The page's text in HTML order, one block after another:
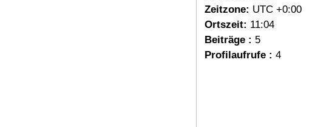
Zeitzone: UTC +0:00
Ortszeit: 11:04
Beiträge : 5
Profilaufrufe : 4